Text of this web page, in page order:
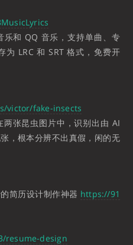
和 QQ 音乐，支持单曲、专
LRC 和 SRT 格式，免费开
victor/fake-insects
张昆虫图片中，识别出由 AI
，根本分辨不出真假，闲的无
简历设计制作神器 https://91
resume-design